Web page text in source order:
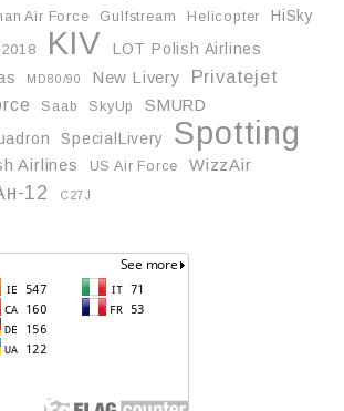
Air Force Gulfstream Helicopter HiSky
2018 KIV
LOT Polish Airlines
MD80/90 New Livery Privatejet
Saab SkyUp
SMURD
SpecialLivery Spotting
Airlines US Air Force
WizzAir
12 С27J